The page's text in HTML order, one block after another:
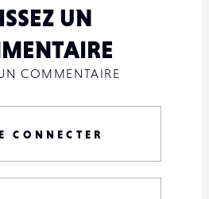
UN
COMMENTAIRE
CONNECTER